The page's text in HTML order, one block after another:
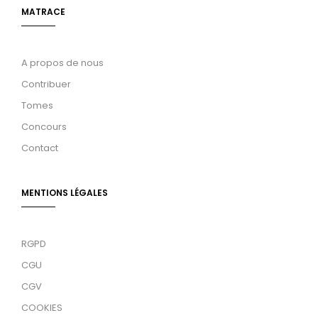
MATRACE
A propos de nous
Contribuer
Tomes
Concours
Contact
MENTIONS LÉGALES
RGPD
CGU
CGV
COOKIES